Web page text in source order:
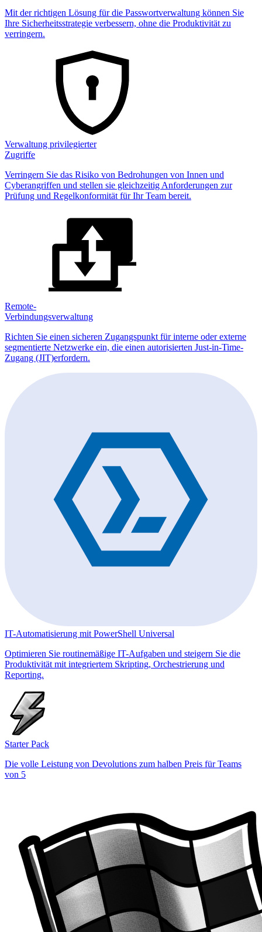
Mit der richtigen Lösung für die Passwortverwaltung können Sie
Ihre Sicherheitsstrategie verbessern, ohne die Produktivität zu
verringern.
Verwaltung privilegierter
Zugriffe
Verringern Sie das Risiko von Bedrohungen von Innen und
Cyberangriffen und stellen sie gleichzeitig Anforderungen zur
Prüfung und Regelkonformität für Ihr Team bereit.
Remote-
Verbindungsverwaltung
Richten Sie einen sicheren Zugangspunkt für interne oder externe
segmentierte Netzwerke ein, die einen autorisierten Just-in-Time-
Zugang (JIT)erfordern.
IT-Automatisierung mit PowerShell Universal
Optimieren Sie routinemäßige IT-Aufgaben und steigern Sie die
Produktivität mit integriertem Skripting, Orchestrierung und
Reporting.
Starter Pack
Die volle Leistung von Devolutions zum halben Preis für Teams
von 5